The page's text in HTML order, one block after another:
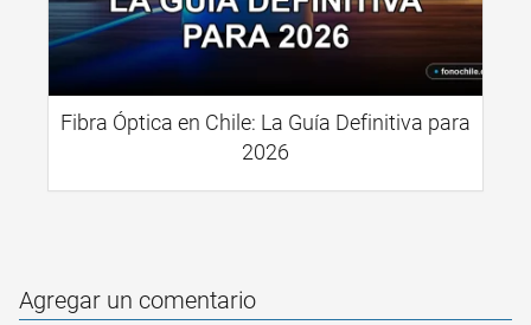
Fibra Óptica en Chile: La Guía Definitiva para
2026
Agregar un comentario